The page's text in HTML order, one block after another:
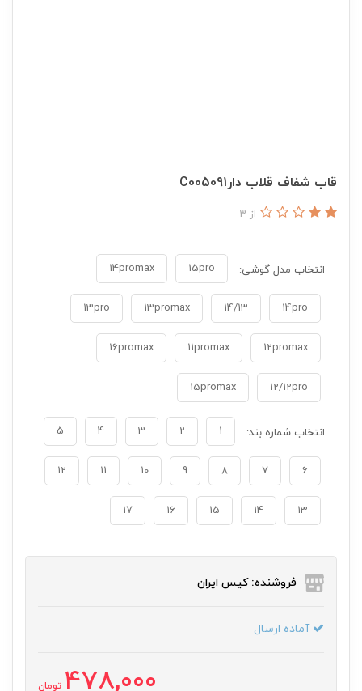
قاب شفاف قلاب دارC005091
از 3
انتخاب مدل گوشی:
14pro
14/13
13promax
13pro
12promax
11promax
16promax
12/12pro
انتخاب شماره بند: 1
2
3
4
5
6
7
8
9
10
11
12
13
14
15
16
17
فروشنده: کیس ایران
آماده ارسال
478,000 تومان